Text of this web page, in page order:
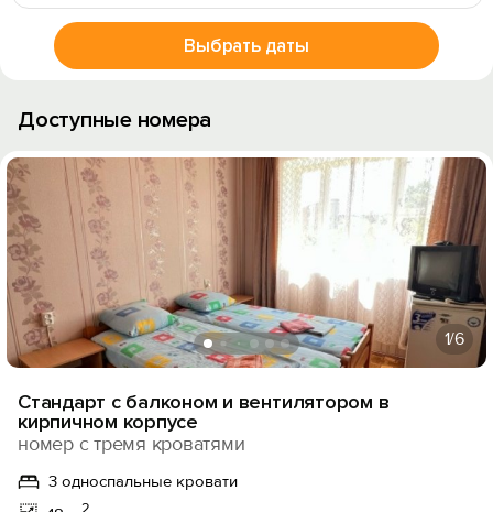
Выбрать даты
Доступные номера
1/6
Стандарт с балконом и вентилятором в
кирпичном корпусе
номер с тремя кроватями
3 односпальные кровати